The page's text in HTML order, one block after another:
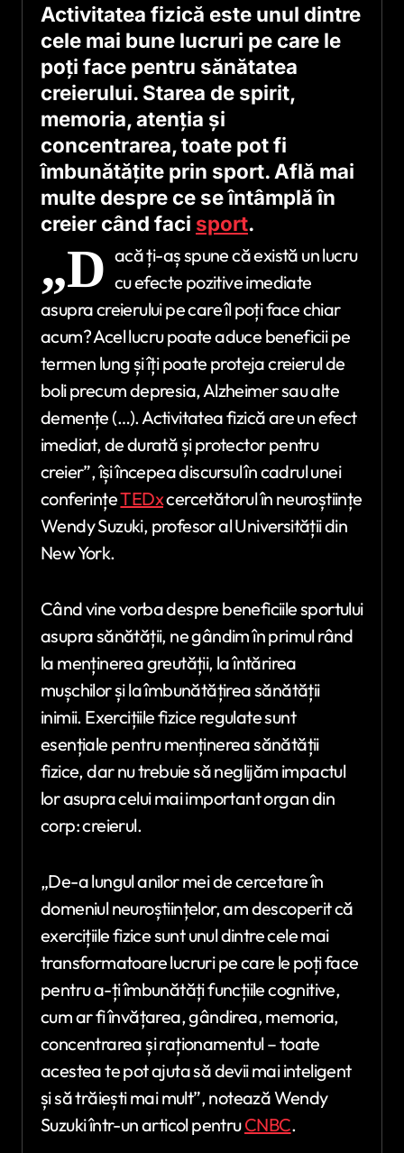
Activitatea fizică este unul dintre
cele mai bune lucruri pe care le
poți face pentru sănătatea
creierului. Starea de spirit,
memoria, atenția și
concentrarea, toate pot fi
îmbunătățite prin sport. Află mai
multe despre ce se întâmplă în
creier când faci sport.
„D acă ți-aș spune că există un lucru
cu efecte pozitive imediate
asupra creierului pe care îl poți face chiar
acum? Acel lucru poate aduce beneficii pe
termen lung și îți poate proteja creierul de
boli precum depresia, Alzheimer sau alte
demențe (…). Activitatea fizică are un efect
imediat, de durată și protector pentru
creier”, își începea discursul în cadrul unei
conferințeTEDxcercetătorul în neuroștiințe
Wendy Suzuki, profesor al Universității din
New York.
Când vine vorba despre beneficiile sportului
asupra sănătății, ne gândim în primul rând
la menținerea greutății, la întărirea
mușchilor și la îmbunătățirea sănătății
inimii. Exercițiile fizice regulate sunt
esențiale pentru menținerea sănătății
fizice, dar nu trebuie să neglijăm impactul
lor asupra celui mai important organ din
corp: creierul.
„De-a lungul anilor mei de cercetare în
domeniul neuroștiințelor, am descoperit că
exercițiile fizice sunt unul dintre cele mai
transformatoare lucruri pe care le poți face
pentru a-ți îmbunătăți funcțiile cognitive,
cum ar fi învățarea, gândirea, memoria,
concentrarea și raționamentul – toate
acestea te pot ajuta să devii mai inteligent
și să trăiești mai mult”, notează Wendy
Suzuki într-un articol pentruCNBC.